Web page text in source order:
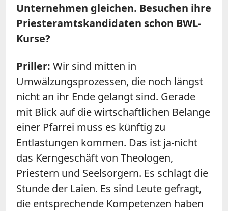
Unternehmen gleichen. Besuchen ihre
Priesteramtskandidaten schon BWL-
Kurse?
Priller: Wir sind mitten in
Umwälzungsprozessen, die noch längst
nicht an ihr Ende gelangt sind. Gerade
mit Blick auf die wirtschaftlichen Belange
einer Pfarrei muss es künftig zu
Entlastungen kommen. Das ist ja nicht
das Kerngeschäft von Theologen,
Priestern und Seelsorgern. Es schlägt die
Stunde der Laien. Es sind Leute gefragt,
die entsprechende Kompetenzen haben